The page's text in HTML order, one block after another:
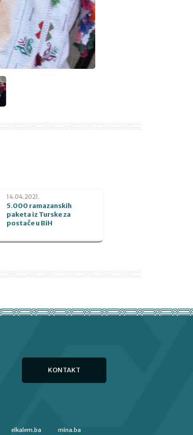
14.04.2021.
5.000 ramazanskih
paketa iz Turske za
postače u BiH
KONTAKT
elkalem.ba mina.ba